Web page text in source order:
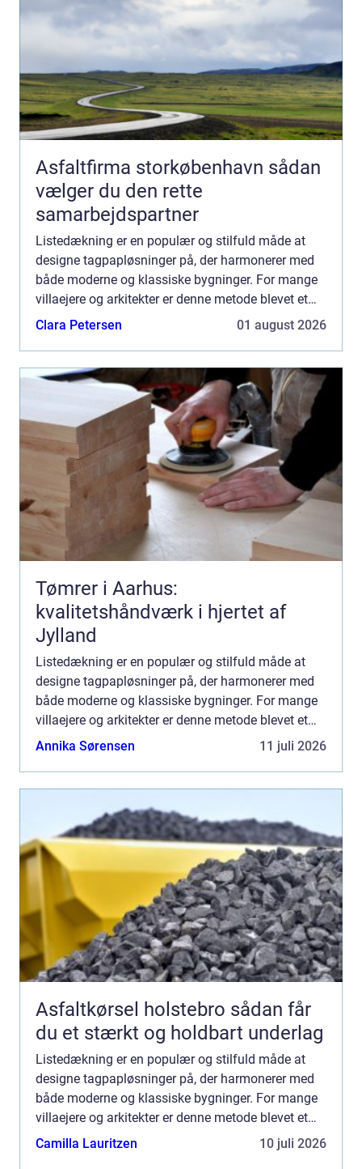
Asfaltfirma storkøbenhavn sådan
vælger du den rette
samarbejdspartner
Listedækning er en populær og stilfuld måde at
designe tagpapløsninger på, der harmonerer med
både moderne og klassiske bygninger. For mange
villaejere og arkitekter er denne metode blevet et
attraktivt valg, da d...
Clara Petersen 01 august 2026
Tømrer i Aarhus:
kvalitetshåndværk i hjertet af
Jylland
Listedækning er en populær og stilfuld måde at
designe tagpapløsninger på, der harmonerer med
både moderne og klassiske bygninger. For mange
villaejere og arkitekter er denne metode blevet et
attraktivt valg, da d...
Annika Sørensen 11 juli 2026
Asfaltkørsel holstebro sådan får
du et stærkt og holdbart underlag
Listedækning er en populær og stilfuld måde at
designe tagpapløsninger på, der harmonerer med
både moderne og klassiske bygninger. For mange
villaejere og arkitekter er denne metode blevet et
attraktivt valg, da d...
Camilla Lauritzen 10 juli 2026